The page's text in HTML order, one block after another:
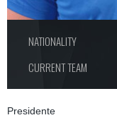
NATIONALITY
CURRENT TEAM
Presidente